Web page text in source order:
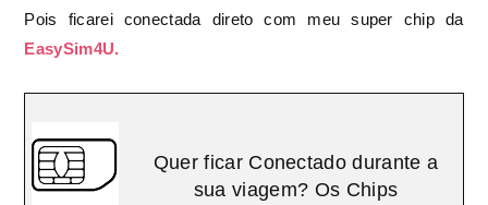
Pois ficarei conectada direto com meu super chip da
EasySim4U.
Quer ficar Conectado durante a
sua viagem? Os Chips